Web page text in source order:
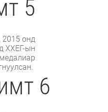
5
2015 онд
ХХЕГ-ын
6